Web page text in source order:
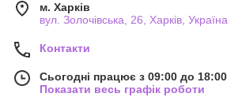
м. Харків
вул. Золочівська, 26, Харків, Україна
Контакти
Сьогодні працює з 09:00 до 18:00
Показати весь графік роботи